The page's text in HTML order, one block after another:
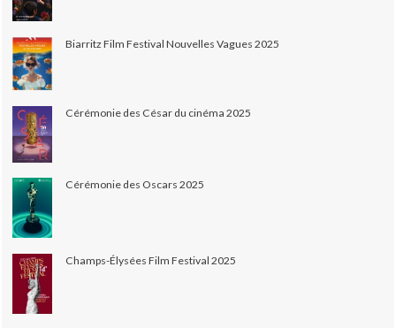
Biarritz Film Festival Nouvelles Vagues 2025
Cérémonie des César du cinéma 2025
Cérémonie des Oscars 2025
Champs-Élysées Film Festival 2025